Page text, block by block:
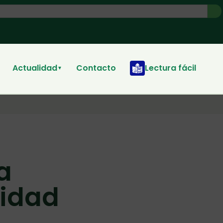
Actualidad▼ Contacto Lectura fácil